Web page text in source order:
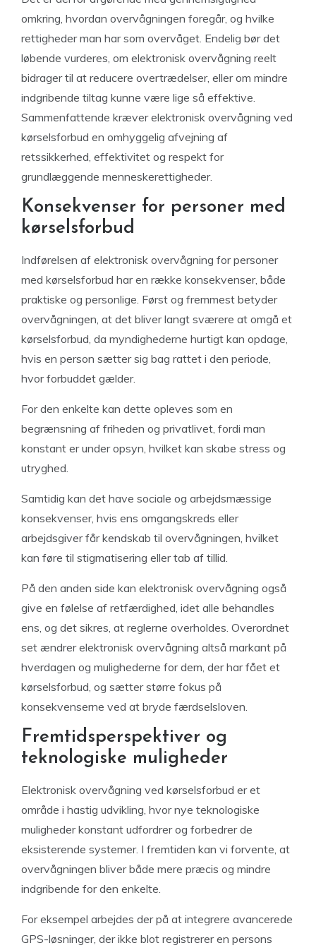
omkring, hvordan overvågningen foregår, og hvilke
rettigheder man har som overvåget. Endelig bør det
løbende vurderes, om elektronisk overvågning reelt
bidrager til at reducere overtrædelser, eller om mindre
indgribende tiltag kunne være lige så effektive.
Sammenfattende kræver elektronisk overvågning ved
kørselsforbud en omhyggelig afvejning af
retssikkerhed, effektivitet og respekt for
grundlæggende menneskerettigheder.
Konsekvenser for personer med
kørselsforbud
Indførelsen af elektronisk overvågning for personer
med kørselsforbud har en række konsekvenser, både
praktiske og personlige. Først og fremmest betyder
overvågningen, at det bliver langt sværere at omgå et
kørselsforbud, da myndighederne hurtigt kan opdage,
hvis en person sætter sig bag rattet i den periode,
hvor forbuddet gælder.
For den enkelte kan dette opleves som en
begrænsning af friheden og privatlivet, fordi man
konstant er under opsyn, hvilket kan skabe stress og
utryghed.
Samtidig kan det have sociale og arbejdsmæssige
konsekvenser, hvis ens omgangskreds eller
arbejdsgiver får kendskab til overvågningen, hvilket
kan føre til stigmatisering eller tab af tillid.
På den anden side kan elektronisk overvågning også
give en følelse af retfærdighed, idet alle behandles
ens, og det sikres, at reglerne overholdes. Overordnet
set ændrer elektronisk overvågning altså markant på
hverdagen og mulighederne for dem, der har fået et
kørselsforbud, og sætter større fokus på
konsekvenserne ved at bryde færdselsloven.
Fremtidsperspektiver og
teknologiske muligheder
Elektronisk overvågning ved kørselsforbud er et
område i hastig udvikling, hvor nye teknologiske
muligheder konstant udfordrer og forbedrer de
eksisterende systemer. I fremtiden kan vi forvente, at
overvågningen bliver både mere præcis og mindre
indgribende for den enkelte.
For eksempel arbejdes der på at integrere avancerede
GPS-løsninger, der ikke blot registrerer en persons